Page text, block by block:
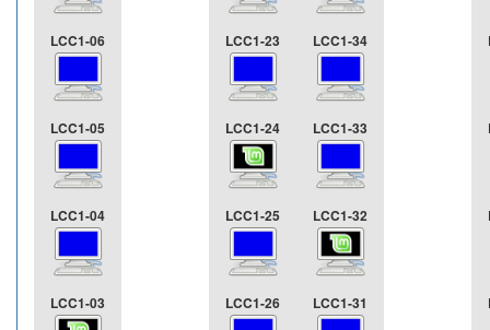
LCC1-06 LCC1-23 LCC1-34
LCC1-05 LCC1-24 LCC1-33
LCC1-04 LCC1-25 LCC1-32
LCC1-03 LCC1-26 LCC1-31